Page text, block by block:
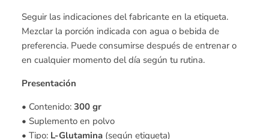
Seguir las indicaciones del fabricante en la etiqueta.
Mezclar la porción indicada con agua o bebida de
preferencia. Puede consumirse después de entrenar o
en cualquier momento del día según tu rutina.
Presentación
• Contenido: 300 gr
• Suplemento en polvo
• Tipo: L-Glutamina (según etiqueta)